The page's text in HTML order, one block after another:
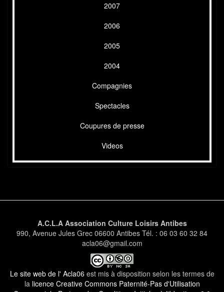
2007
2006
2005
2004
Compagnies
Spectacles
Coupures de presse
Videos
A.C.L.A Association Culture Loisirs Antibes
990, Avenue Jules Grec 06600 Antibes Tél. : 06 03 60 32 84
acla06@gmail.com
Le site web de l' Acla06est mis à disposition selon les termes de
la licence Creative Commons Paternité-Pas d'Utilisation